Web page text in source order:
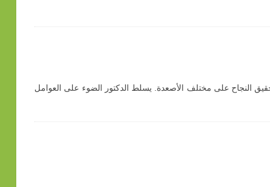
النجاح على مختلف الأصعدة. يسلط الدكتور الضوء على العوامل